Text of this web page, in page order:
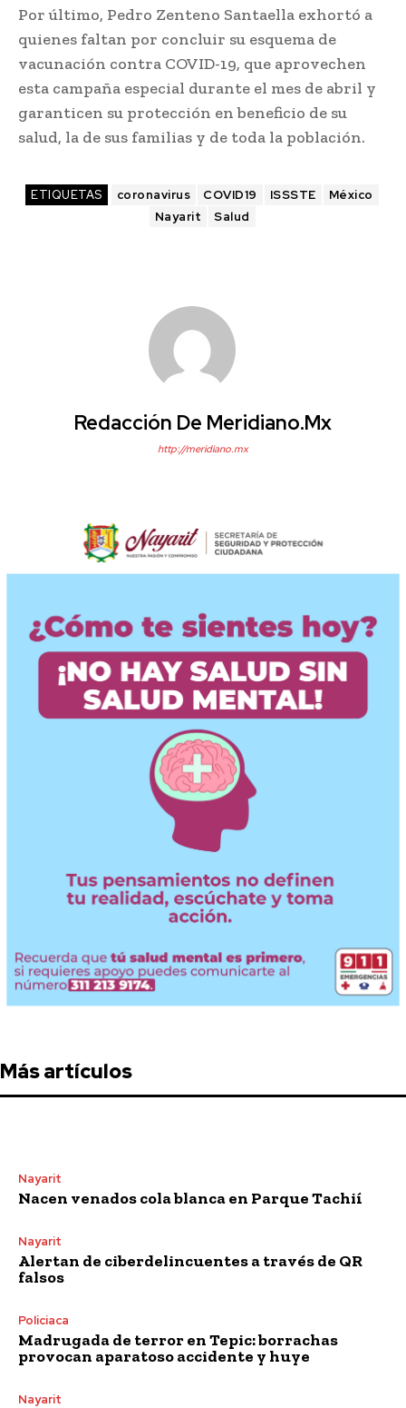
Por último, Pedro Zenteno Santaella exhortó a
quienes faltan por concluir su esquema de
vacunación contra COVID-19, que aprovechen
esta campaña especial durante el mes de abril y
garanticen su protección en beneficio de su
salud, la de sus familias y de toda la población.
ETIQUETAS coronavirus COVID19 ISSSTE
México
Nayarit
Salud
Redacción De Meridiano.mx
http://meridiano.mx
Más artículos
Nayarit
Nacen venados cola blanca en Parque Tachií
Nayarit
Alertan de ciberdelincuentes a través de QR
falsos
Policiaca
Madrugada de terror en Tepic: borrachas
provocan aparatoso accidente y huye
Nayarit